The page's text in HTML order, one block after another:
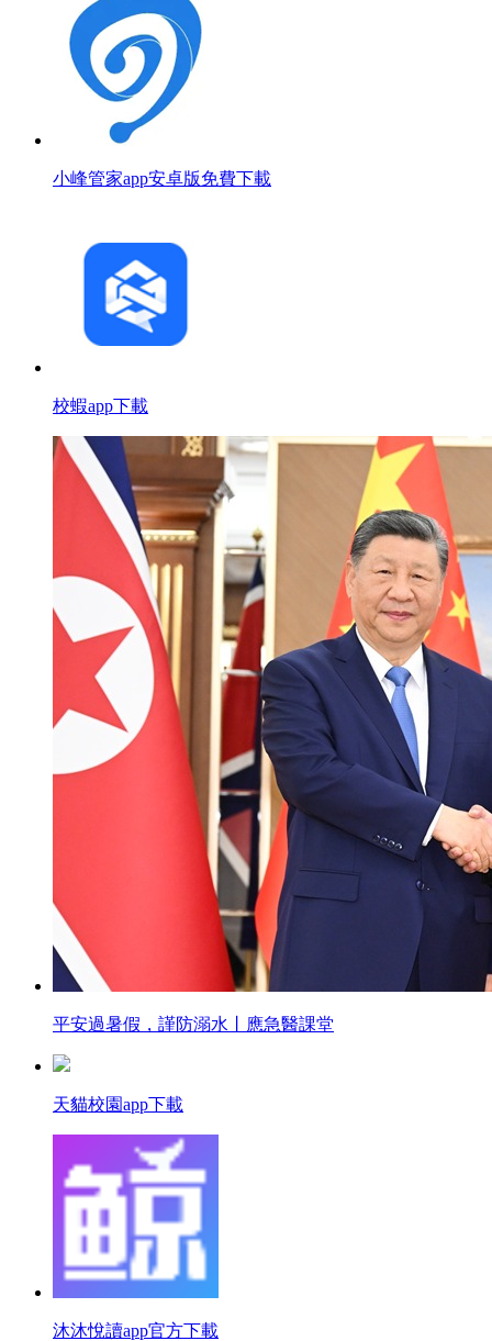
小峰管家app安卓版免費下載
校蝦app下載
平安過暑假，謹防溺水丨應急醫課堂
天貓校園app下載
沐沐悅讀app官方下載